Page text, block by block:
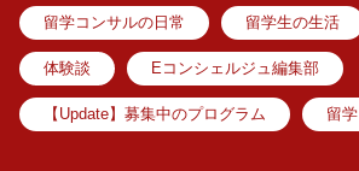
留学コンサルの日常 留学生の生活
体験談 Eコンシェルジュ編集部
【Update】募集中のプログラム 留